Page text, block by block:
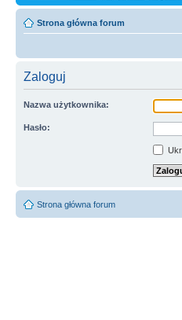
Strona główna forum
Zaloguj
Nazwa użytkownika:
Hasło:
Strona główna forum